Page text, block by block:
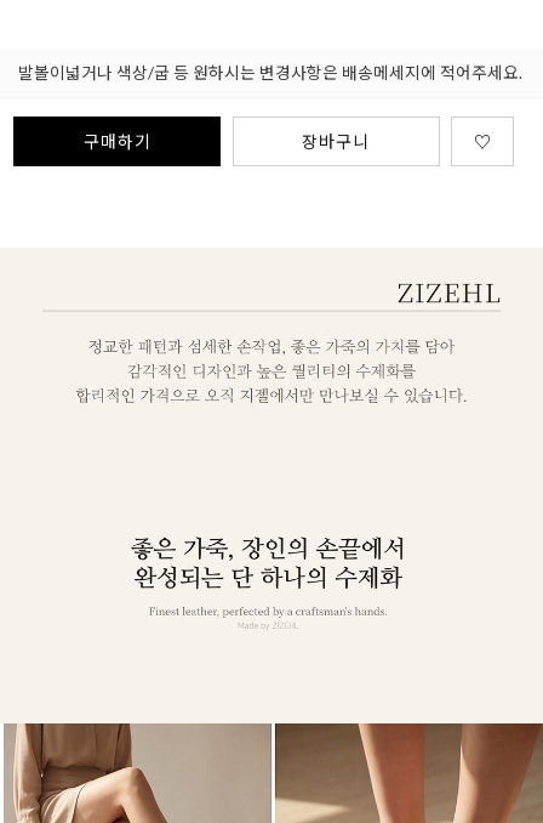
발볼이넓거나 색상/굽 등 원하시는 변경사항은 배송메세지에 적어주세요.
구매하기 장바구니 ♡